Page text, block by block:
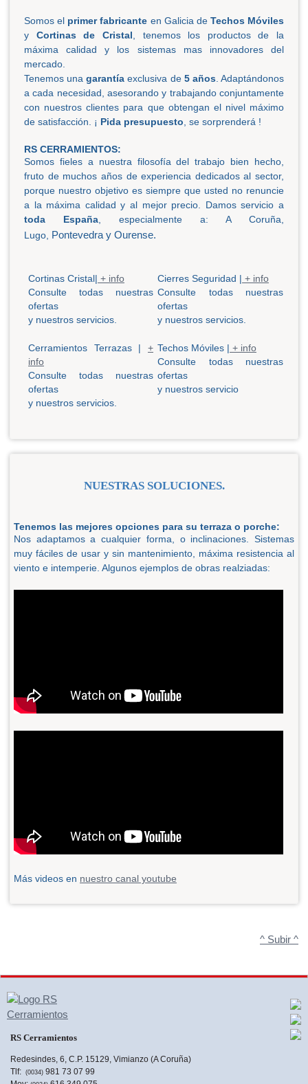
Somos el primer fabricante en Galicia de Techos Móviles
y Cortinas de Cristal , tenemos los productos de la
máxima calidad y los sistemas mas innovadores del
mercado.
Tenemos unagarantía exclusiva de 5 años. Adaptándonos
a cada necesidad, asesorando y trabajando conjuntamente
con nuestros clientes para que obtengan el nivel máximo
de satisfacción. ¡ Pida presupuesto , se sorprenderá !
RS CERRAMIENTOS:
Somos fieles a nuestra filosofía del trabajo bien hecho,
fruto de muchos años de experiencia dedicados al sector,
porque nuestro objetivo es siempre que usted no renuncie
a la máxima calidad y al mejor precio. Damos servicio a
toda España , especialmente a: A Coruña,
Lugo, Pontevedra y Ourense.
Cortinas Cristal|
+ info
Consulte todas nuestras
ofertas
y nuestros servicios.
Cierres Seguridad |
+ info
Consulte todas nuestras
ofertas
y nuestros servicios.
Cerramientos Terrazas | +
info
Consulte todas nuestras
ofertas
y nuestros servicios.
Techos Móviles |
+ info
Consulte todas nuestras
ofertas
y nuestros servicio
NUESTRAS SOLUCIONES.
Tenemos las mejores opciones para su terraza o porche:
Nos adaptamos a cualquier forma, o inclinaciones. Sistemas
muy fáciles de usar y sin mantenimiento, máxima resistencia al
viento e intemperie. Algunos ejemplos de obras realziadas:
Más videos en nuestro canal youtube
^ Subir ^
RS Cerramientos
Redesindes, 6, C.P. 15129, Vimianzo (A Coruña)
Tlf: (0034) 981 73 07 99